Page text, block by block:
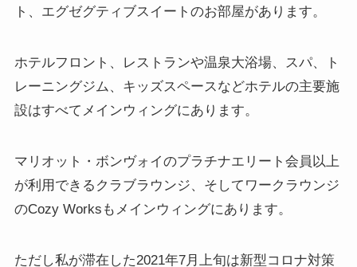
ト、エグゼグティブスイートのお部屋があります。
ホテルフロント、レストランや温泉大浴場、スパ、ト
レーニングジム、キッズスペースなどホテルの主要施
設はすべてメインウィングにあります。
マリオット・ボンヴォイのプラチナエリート会員以上
が利用できるクラブラウンジ、そしてワークラウンジ
のCozy Worksもメインウィングにあります。
ただし私が滞在した2021年7月上旬は新型コロナ対策